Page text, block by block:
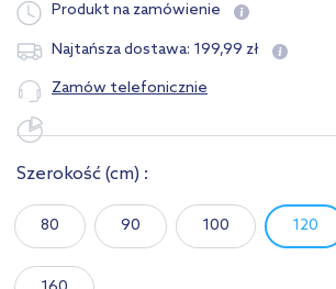
Produkt na zamówienie
Najtańsza dostawa: 199,99 zł
Zamów telefonicznie
Szerokość (cm) :
80 90 100 120